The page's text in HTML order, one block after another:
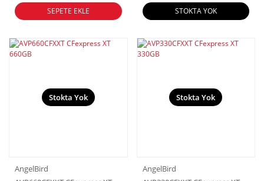
SEPETE EKLE STOKTA YOK
Stokta Yok
AngelBird
Stokta Yok
AngelBird